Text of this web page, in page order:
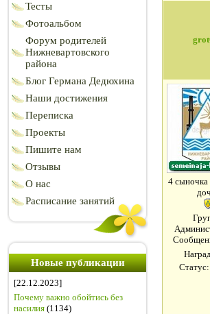
Тесты
Фотоальбом
Форум родителей
Нижневартовского
района
Блог Германа Дедюхина
Наши достижения
Переписка
Проекты
Пишите нам
Отзывы
О нас
Расписание занятий
Новые публикации
[22.12.2023]
Почему важно обойтись без
насилия (1134)
4 сыночка
Статус: